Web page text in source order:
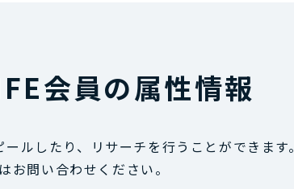
会員の属性情報
ルしたり、リサーチを行うことができます。
お問い合わせください。